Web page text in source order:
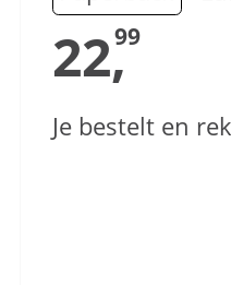
22,99
Je bestelt en